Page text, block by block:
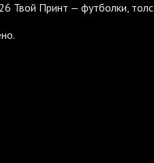
Твой Принт — футболки,